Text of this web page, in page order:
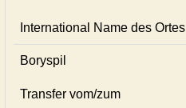
International Name des Ortes
Boryspil
Transfer vom/zum